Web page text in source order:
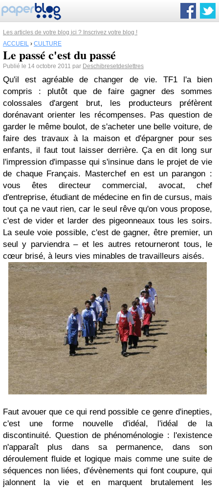
Les articles de votre blog ici ? Inscrivez votre blog !
ACCUEIL › CULTURE
Le passé c'est du passé
Publié le 14 octobre 2011 par Deschibresetdeslettres
Qu'il est agréable de changer de vie. TF1 l'a bien
compris : plutôt que de faire gagner des sommes
colossales d'argent brut, les producteurs préfèrent
dorénavant orienter les récompenses. Pas question de
garder le même boulot, de s'acheter une belle voiture, de
faire des travaux à la maison et d'épargner pour ses
enfants, il faut tout laisser derrière. Ça en dit long sur
l'impression d'impasse qui s'insinue dans le projet de vie
de chaque Français. Masterchef en est un parangon :
vous êtes directeur commercial, avocat, chef
d'entreprise, étudiant de médecine en fin de cursus, mais
tout ça ne vaut rien, car le seul rêve qu'on vous propose,
c'est de vider et larder des pigeonneaux tous les soirs.
La seule voie possible, c'est de gagner, être premier, un
seul y parviendra – et les autres retourneront tous, le
cœur brisé, à leurs vies minables de travailleurs aisés.
Faut avouer que ce qui rend possible ce genre d'inepties,
c'est une forme nouvelle d'idéal, l'idéal de la
discontinuité. Question de phénoménologie : l'existence
n'apparaît plus dans sa permanence, dans son
déroulement fluide et logique mais comme une suite de
séquences non liées, d'évènements qui font coupure, qui
jalonnent la vie et en marquent brutalement les